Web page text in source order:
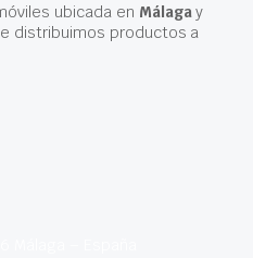
ubicada en Málagay
distribuimos productos a